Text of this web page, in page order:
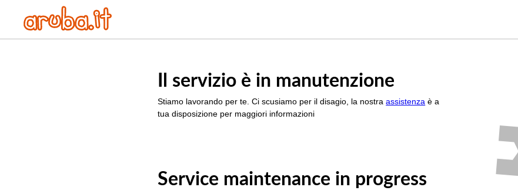
Il servizio è in manutenzione
Stiamo lavorando per te. Ci scusiamo per il disagio, la nostraassistenza è a
tua disposizione per maggiori informazioni
Service maintenance in progress